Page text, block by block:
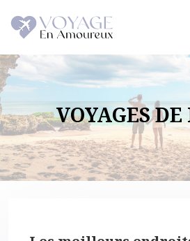
VOYAGES DE